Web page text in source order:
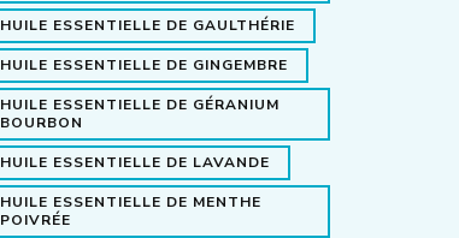
HUILE ESSENTIELLE DE GAULTHÉRIE
HUILE ESSENTIELLE DE GINGEMBRE
HUILE ESSENTIELLE DE GÉRANIUM
BOURBON
HUILE ESSENTIELLE DE LAVANDE
HUILE ESSENTIELLE DE MENTHE
POIVRÉE